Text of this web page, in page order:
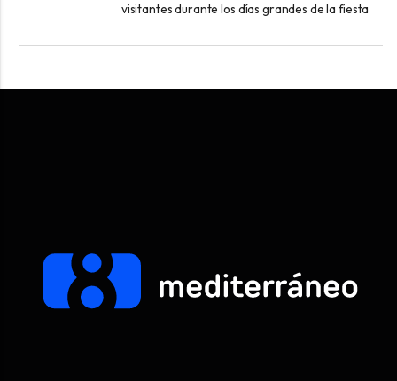
visitantes durante los días grandes de la fiesta